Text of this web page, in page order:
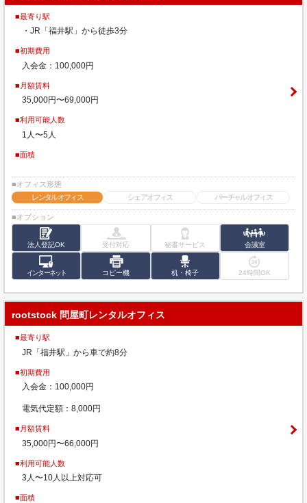
■最寄り駅
・JR「福井駅」から徒歩3分
■初期費用
入会金：100,000円
■月額賃料
35,000円〜69,000円
■利用可能人数
1人〜5人
■面積
■オフィス形態
レンタルオフィス
シェアオフィス バーチャルオフィス
■オプション
法人登記OK 受付対応 秘書サービス 会議室
インターネット コピー機 机・椅子 24時間OK
rootstock 問屋町レンタルオフィス
■最寄り駅
JR「福井駅」から車で約8分
■初期費用
入会金：100,000円
電気代定額：8,000円
■月額賃料
35,000円〜66,000円
■利用可能人数
3人〜10人以上対応可
■面積